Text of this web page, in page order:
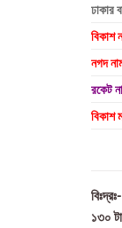
ঢাকার
বিকাশ
নগদ
রকেট
বিকাশ
১৩০